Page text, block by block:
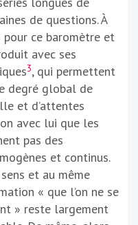
de questions. À
ce baromètre et
avec ses
3, qui permettent
degré global de
et d’attentes
avec lui que les
pas des
et continus.
et au même
« que l’on ne se
» reste largement